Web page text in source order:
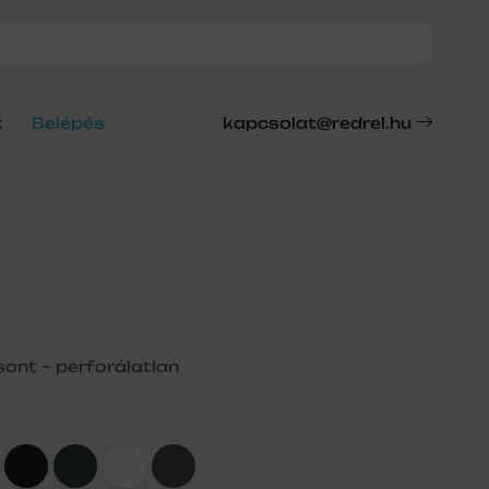
Belépés kapcsolat@redrel.hu
– perforálatlan